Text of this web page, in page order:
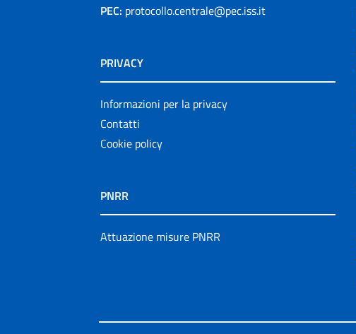
PEC: protocollo.centrale@pec.iss.it
PRIVACY
Informazioni per la privacy
Contatti
Cookie policy
PNRR
Attuazione misure PNRR